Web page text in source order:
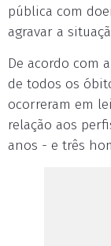
pública com
agravar a
De acordo com
de todos os
ocorreram em
relação aos
anos - e três